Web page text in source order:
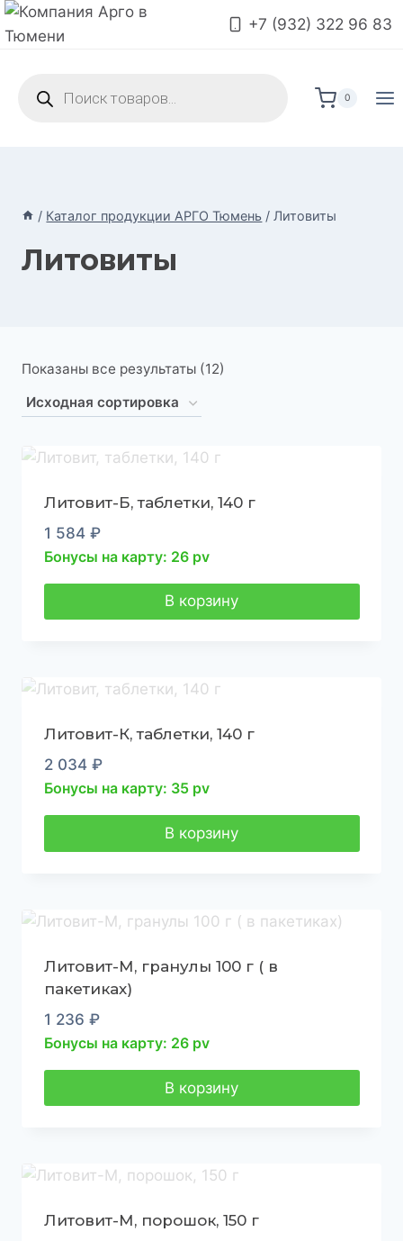
Перейти
к
+7 (932) 322 96 83
товаров
0
/ Каталог продукции АРГО Тюмень / Литовиты
Литовиты
Показаны все результаты (12)
Литовит-Б, таблетки, 140 г
1 584 ₽
Бонусы на карту: 26 pv
В корзину
Литовит-К, таблетки, 140 г
2 034 ₽
Бонусы на карту: 35 pv
В корзину
Литовит-М, гранулы 100 г ( в
пакетиках)
1 236 ₽
Бонусы на карту: 26 pv
В корзину
Литовит-М, порошок, 150 г